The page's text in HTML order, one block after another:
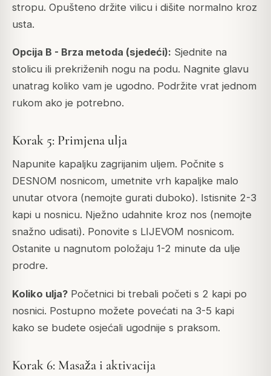
stropu. Opušteno držite vilicu i dišite normalno kroz
usta.
Opcija B - Brza metoda (sjedeći): Sjednite na
stolicu ili prekriženih nogu na podu. Nagnite glavu
unatrag koliko vam je ugodno. Podržite vrat jednom
rukom ako je potrebno.
Korak 5: Primjena ulja
Napunite kapaljku zagrijanim uljem. Počnite s
DESNOM nosnicom, umetnite vrh kapaljke malo
unutar otvora (nemojte gurati duboko). Istisnite 2-3
kapi u nosnicu. Nježno udahnite kroz nos (nemojte
snažno udisati). Ponovite s LIJEVOM nosnicom.
Ostanite u nagnutom položaju 1-2 minute da ulje
prodre.
Koliko ulja? Početnici bi trebali početi s 2 kapi po
nosnici. Postupno možete povećati na 3-5 kapi
kako se budete osjećali ugodnije s praksom.
Korak 6: Masaža i aktivacija